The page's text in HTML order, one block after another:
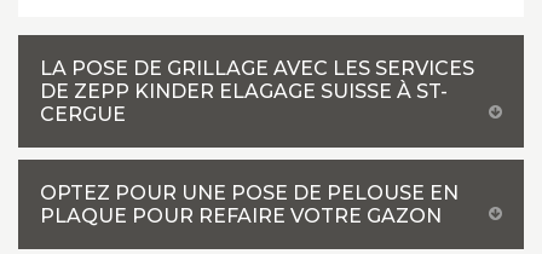
LA POSE DE GRILLAGE AVEC LES SERVICES
DE ZEPP KINDER ELAGAGE SUISSE À ST-
CERGUE
OPTEZ POUR UNE POSE DE PELOUSE EN
PLAQUE POUR REFAIRE VOTRE GAZON